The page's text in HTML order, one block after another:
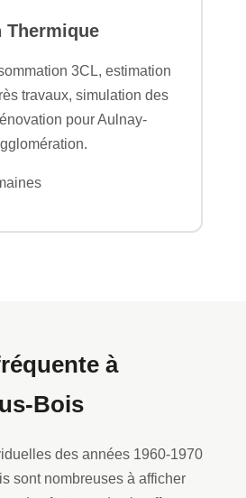
Thermique
3CL, estimation
travaux, simulation des
pour Aulnay-
à
Bois
des années 1960-1970
sont nombreuses à afficher